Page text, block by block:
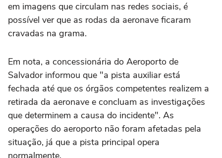
em imagens que circulam nas redes sociais, é
possível ver que as rodas da aeronave ficaram
cravadas na grama.
Em nota, a concessionária do Aeroporto de
Salvador informou que "a pista auxiliar está
fechada até que os órgãos competentes realizem a
retirada da aeronave e concluam as investigações
que determinem a causa do incidente". As
operações do aeroporto não foram afetadas pela
situação, já que a pista principal opera